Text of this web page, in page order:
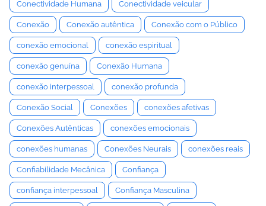
Conectividade Humana Conectividade veicular
Conexão Conexão autêntica Conexão com o Público
conexão emocional conexão espiritual
conexão genuína Conexão Humana
conexão interpessoal conexão profunda
Conexão Social Conexões conexões afetivas
Conexões Autênticas conexões emocionais
conexões humanas Conexões Neurais conexões reais
Confiabilidade Mecânica Confiança
confiança interpessoal Confiança Masculina